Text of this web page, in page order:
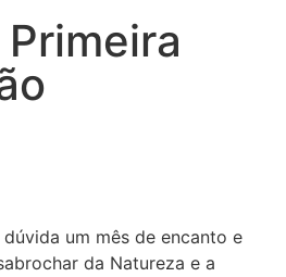
um mês de encanto e
da Natureza e a